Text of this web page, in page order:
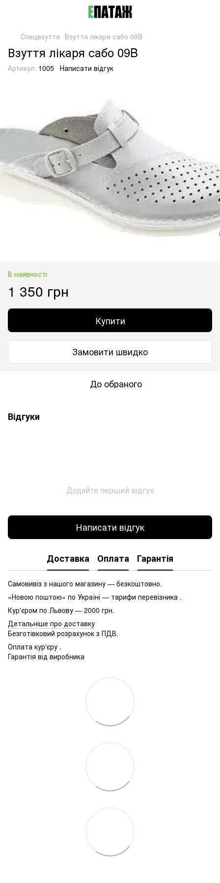
Спецвзуття Взуття лікаря сабо 09B
Взуття лікаря сабо 09B
Артикул: 1005 Написати відгук
В наявності
1 350 грн
Купити
Замовити швидко
До обраного
Відгуки
Додайте перший відгук
Написати відгук
Доставка Оплата Гарантія
Самовивіз з нашого магазину — безкоштовно.
«Новою поштою» по Україні — тарифи перевізника .
Кур'єром по Львову — 2000 грн.
Детальніше про доставку
Безготівковий розрахунок з ПДВ.
Оплата кур'єру .
Гарантія від виробника